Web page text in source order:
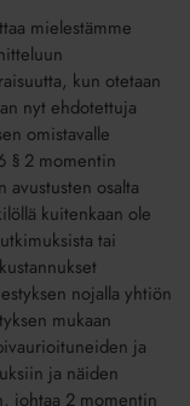
mielestämme
kun otetaan
nyt ehdotettuja
omistavalle
§ 2 momentin
osalta
kuitenkaan ole
tai
nojalla yhtiön
mukaan
ja
ja näiden
johtaa 2 momentin